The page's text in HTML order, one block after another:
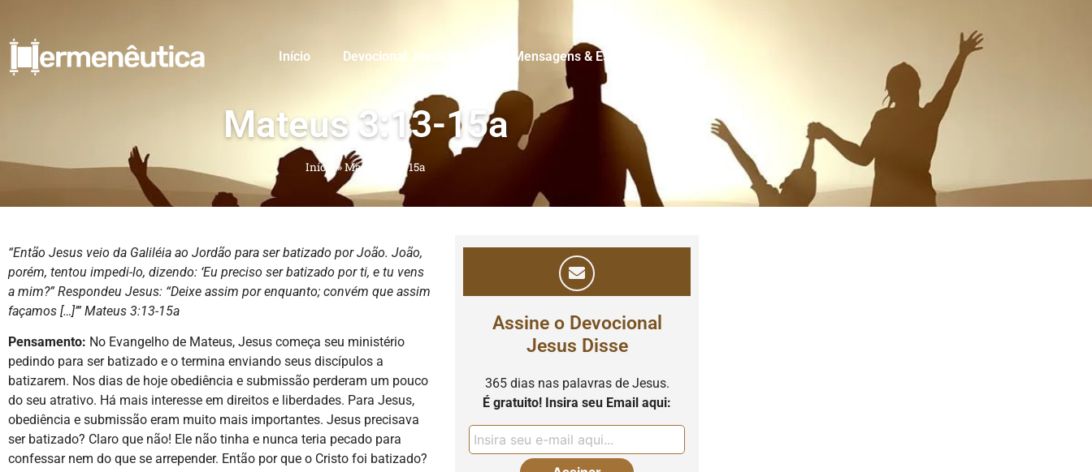
Início Devocional Jesus Disse Mensagens & Estudos
Mateus 3:13-15a
Início »Mateus 3:13-15a
“Então Jesus veio da Galiléia ao Jordão para ser batizado por João. João,
porém, tentou impedi-lo, dizendo: ‘Eu preciso ser batizado por ti, e tu vens
a mim?”Respondeu Jesus: “Deixe assim por enquanto; convém que assim
façamos […]’”Mateus 3:13-15a
Pensamento: No Evangelho de Mateus, Jesus começa seu ministério
pedindo para ser batizado e o termina enviando seus discípulos a
batizarem. Nos dias de hoje obediência e submissão perderam um pouco
do seu atrativo. Há mais interesse em direitos e liberdades. Para Jesus,
obediência e submissão eram muito mais importantes. Jesus precisava
ser batizado? Claro que não! Ele não tinha e nunca teria pecado para
confessar nem do que se arrepender. Então por que o Cristo foi batizado?
Assine o Devocional
Jesus Disse
365 dias nas palavras de Jesus.
É gratuito! Insira seu Email aqui: